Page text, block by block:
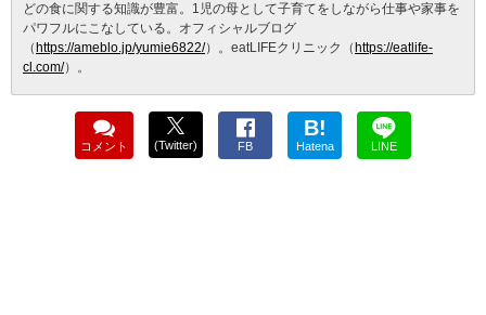
どの食に関する知識が豊富。1児の母として子育てをしながら仕事や家事を
パワフルにこなしている。オフィシャルブログ
（ https://ameblo.jp/yumie6822/）。eatLIFEクリニック（ https://eatlife-
cl.com/）。
コメント (Twitter) FB
B!
Hatena LINE